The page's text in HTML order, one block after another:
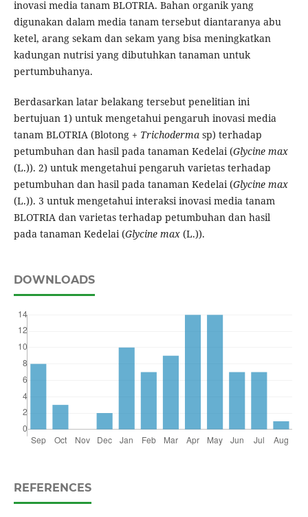
inovasi media tanam BLOTRIA. Bahan organik yang
digunakan dalam media tanam tersebut diantaranya abu
ketel, arang sekam dan sekam yang bisa meningkatkan
kadungan nutrisi yang dibutuhkan tanaman untuk
pertumbuhanya.
Berdasarkan latar belakang tersebut penelitian ini
bertujuan 1) untuk mengetahui pengaruh inovasi media
tanam BLOTRIA (Blotong + Trichodermasp) terhadap
petumbuhan dan hasil pada tanaman Kedelai (Glycine max
(L.)). 2) untuk mengetahui pengaruh varietas terhadap
petumbuhan dan hasil pada tanaman Kedelai (Glycine max
(L.)). 3 untuk mengetahui interaksi inovasi media tanam
BLOTRIA dan varietas terhadap petumbuhan dan hasil
pada tanaman Kedelai (Glycine max(L.)).
DOWNLOADS
REFERENCES